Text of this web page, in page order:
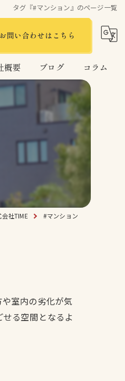
タグ『#マンション』のページ一覧
お問い合わせはこちら
概要 ブログ コラム
社TIME #マンション
室内の劣化が気
る空間となるよ